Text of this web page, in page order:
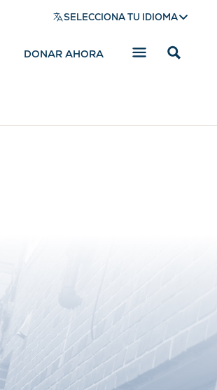
SELECCIONA TU IDIOMA
DONAR AHORA
Mostrar